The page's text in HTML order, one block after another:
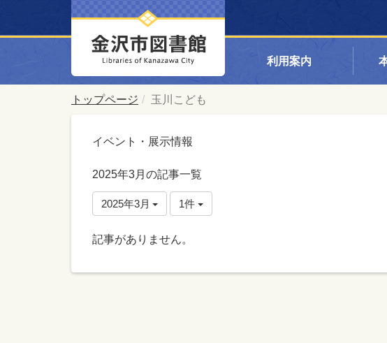
利用案内
トップページ 玉川こども
イベント・展示情報
2025年3月の記事一覧
2025年3月 1件
記事がありません。